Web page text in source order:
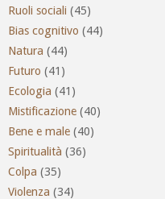
Ruoli sociali (45)
Bias cognitivo (44)
Natura (44)
Futuro (41)
Ecologia (41)
Mistificazione (40)
Bene e male (40)
Spiritualità (36)
Colpa (35)
Violenza (34)